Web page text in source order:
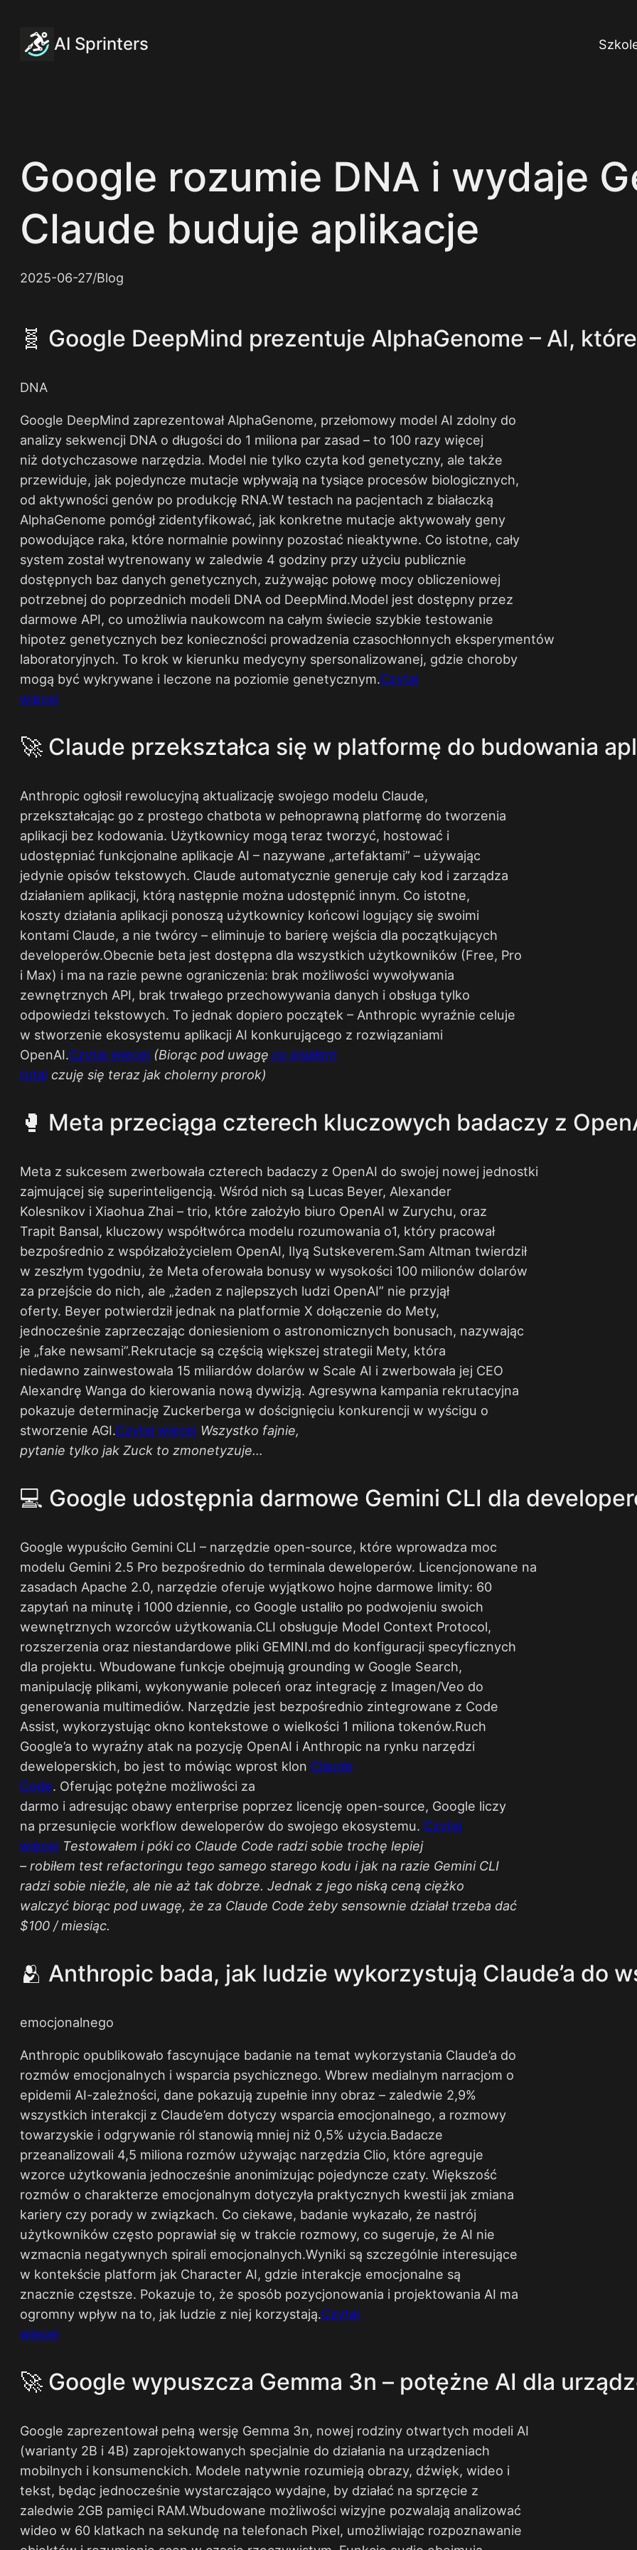
treści
AI Sprinters
Google rozumie DNA i wydaje
Claude buduje aplikacje
2025-06-27/Blog
🧬 Google DeepMind prezentuje AlphaGenome – AI,
DNA
Google DeepMind zaprezentował AlphaGenome, przełomowy model AI zdolny do
analizy sekwencji DNA o długości do 1 miliona par zasad – to 100 razy więcej
niż dotychczasowe narzędzia. Model nie tylko czyta kod genetyczny, ale także
przewiduje, jak pojedyncze mutacje wpływają na tysiące procesów biologicznych,
od aktywności genów po produkcję RNA.W testach na pacjentach z białaczką
AlphaGenome pomógł zidentyfikować, jak konkretne mutacje aktywowały geny
powodujące raka, które normalnie powinny pozostać nieaktywne. Co istotne, cały
system został wytrenowany w zaledwie 4 godziny przy użyciu publicznie
dostępnych baz danych genetycznych, zużywając połowę mocy obliczeniowej
potrzebnej do poprzednich modeli DNA od DeepMind.Model jest dostępny przez
darmowe API, co umożliwia naukowcom na całym świecie szybkie testowanie
hipotez genetycznych bez konieczności prowadzenia czasochłonnych eksperymentów
laboratoryjnych. To krok w kierunku medycyny spersonalizowanej, gdzie choroby
mogą być wykrywane i leczone na poziomie genetycznym.​Czytaj
więcej
🚀 Claude przekształca się w platformę do budowania
Anthropic ogłosił rewolucyjną aktualizację swojego modelu Claude,
przekształcając go z prostego chatbota w pełnoprawną platformę do tworzenia
aplikacji bez kodowania. Użytkownicy mogą teraz tworzyć, hostować i
udostępniać funkcjonalne aplikacje AI – nazywane „artefaktami” – używając
jedynie opisów tekstowych. Claude automatycznie generuje cały kod i zarządza
działaniem aplikacji, którą następnie można udostępnić innym. Co istotne,
koszty działania aplikacji ponoszą użytkownicy końcowi logujący się swoimi
kontami Claude, a nie twórcy – eliminuje to barierę wejścia dla początkujących
developerów.Obecnie beta jest dostępna dla wszystkich użytkowników (Free, Pro
i Max) i ma na razie pewne ograniczenia: brak możliwości wywoływania
zewnętrznych API, brak trwałego przechowywania danych i obsługa tylko
odpowiedzi tekstowych. To jednak dopiero początek – Anthropic wyraźnie celuje
w stworzenie ekosystemu aplikacji AI konkurującego z rozwiązaniami
OpenAI.​Czytaj więcej (Biorąc pod uwagę co pisałem
tutaj czuję się teraz jak cholerny prorok)
🥊 Meta przeciąga czterech kluczowych badaczy z
Meta z sukcesem zwerbowała czterech badaczy z OpenAI do swojej nowej jednostki
zajmującej się superinteligencją. Wśród nich są Lucas Beyer, Alexander
Kolesnikov i Xiaohua Zhai – trio, które założyło biuro OpenAI w Zurychu, oraz
Trapit Bansal, kluczowy współtwórca modelu rozumowania o1, który pracował
bezpośrednio z współzałożycielem OpenAI, Ilyą Sutskeverem.Sam Altman twierdził
w zeszłym tygodniu, że Meta oferowała bonusy w wysokości 100 milionów dolarów
za przejście do nich, ale „żaden z najlepszych ludzi OpenAI” nie przyjął
oferty. Beyer potwierdził jednak na platformie X dołączenie do Mety,
jednocześnie zaprzeczając doniesieniom o astronomicznych bonusach, nazywając
je „fake newsami”.Rekrutacje są częścią większej strategii Mety, która
niedawno zainwestowała 15 miliardów dolarów w Scale AI i zwerbowała jej CEO
Alexandrę Wanga do kierowania nową dywizją. Agresywna kampania rekrutacyjna
pokazuje determinację Zuckerberga w doścignięciu konkurencji w wyścigu o
stworzenie AGI.​Czytaj więcej Wszystko fajnie,
pytanie tylko jak Zuck to zmonetyzuje…
💻 Google udostępnia darmowe Gemini CLI dla
Google wypuściło Gemini CLI – narzędzie open-source, które wprowadza moc
modelu Gemini 2.5 Pro bezpośrednio do terminala deweloperów. Licencjonowane na
zasadach Apache 2.0, narzędzie oferuje wyjątkowo hojne darmowe limity: 60
zapytań na minutę i 1000 dziennie, co Google ustaliło po podwojeniu swoich
wewnętrznych wzorców użytkowania.CLI obsługuje Model Context Protocol,
rozszerzenia oraz niestandardowe pliki GEMINI.md do konfiguracji specyficznych
dla projektu. Wbudowane funkcje obejmują grounding w Google Search,
manipulację plikami, wykonywanie poleceń oraz integrację z Imagen/Veo do
generowania multimediów. Narzędzie jest bezpośrednio zintegrowane z Code
Assist, wykorzystując okno kontekstowe o wielkości 1 miliona tokenów.Ruch
Google’a to wyraźny atak na pozycję OpenAI i Anthropic na rynku narzędzi
deweloperskich, bo jest to mówiąc wprost klon Claude
Code. Oferując potężne możliwości za
darmo i adresując obawy enterprise poprzez licencję open-source, Google liczy
na przesunięcie workflow deweloperów do swojego ekosystemu. ​ Czytaj
więcej Testowałem i póki co Claude Code radzi sobie trochę lepiej
– robiłem test refactoringu tego samego starego kodu i jak na razie Gemini CLI
radzi sobie nieźle, ale nie aż tak dobrze. Jednak z jego niską ceną ciężko
walczyć biorąc pod uwagę, że za Claude Code żeby sensownie działał trzeba dać
$100 / miesiąc.
🫂 Anthropic bada, jak ludzie wykorzystują Claude’a do
emocjonalnego
Anthropic opublikowało fascynujące badanie na temat wykorzystania Claude’a do
rozmów emocjonalnych i wsparcia psychicznego. Wbrew medialnym narracjom o
epidemii AI-zależności, dane pokazują zupełnie inny obraz – zaledwie 2,9%
wszystkich interakcji z Claude’em dotyczy wsparcia emocjonalnego, a rozmowy
towarzyskie i odgrywanie ról stanowią mniej niż 0,5% użycia.Badacze
przeanalizowali 4,5 miliona rozmów używając narzędzia Clio, które agreguje
wzorce użytkowania jednocześnie anonimizując pojedyncze czaty. Większość
rozmów o charakterze emocjonalnym dotyczyła praktycznych kwestii jak zmiana
kariery czy porady w związkach. Co ciekawe, badanie wykazało, że nastrój
użytkowników często poprawiał się w trakcie rozmowy, co sugeruje, że AI nie
wzmacnia negatywnych spirali emocjonalnych.Wyniki są szczególnie interesujące
w kontekście platform jak Character AI, gdzie interakcje emocjonalne są
znacznie częstsze. Pokazuje to, że sposób pozycjonowania i projektowania AI ma
ogromny wpływ na to, jak ludzie z niej korzystają.​Czytaj
więcej
🚀 Google wypuszcza Gemma 3n – potężne AI dla
Google zaprezentował pełną wersję Gemma 3n, nowej rodziny otwartych modeli AI
(warianty 2B i 4B) zaprojektowanych specjalnie do działania na urządzeniach
mobilnych i konsumenckich. Modele natywnie rozumieją obrazy, dźwięk, wideo i
tekst, będąc jednocześnie wystarczająco wydajne, by działać na sprzęcie z
zaledwie 2GB pamięci RAM.Wbudowane możliwości wizyjne pozwalają analizować
wideo w 60 klatkach na sekundę na telefonach Pixel, umożliwiając rozpoznawanie